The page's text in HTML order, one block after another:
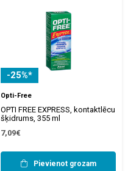
-25%*
Opti-Free
OPTI FREE EXPRESS, kontaktlēcu
šķidrums, 355 ml
7,09€
Pievienot grozam